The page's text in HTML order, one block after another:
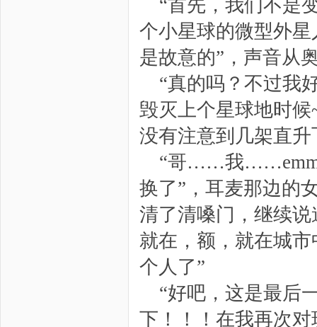
“首先，我们不是
个小星球的微型外
是故意的”，声音从
“真的吗？不过我
毁灭上个星球地时
没有注意到几架直
“哥……我
换了”，耳麦那边的
清了清嗓门，继续
就在，额，就在城
个人了”
“好吧，这是最后
下！！！在我再次